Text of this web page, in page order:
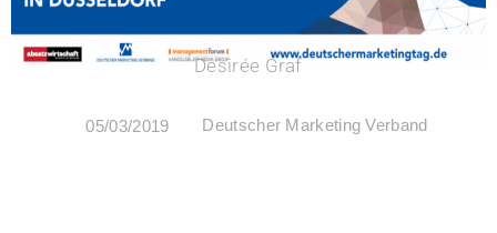
Desirée Graf
05/03/2019 Deutscher Marketing Verband